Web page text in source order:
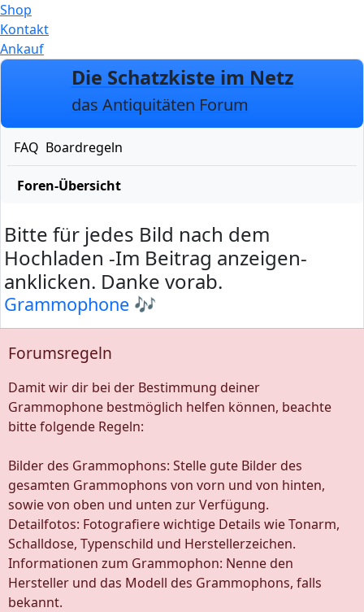
Shop
Kontakt
Ankauf
Zum Inhalt
Die Schatzkiste im Netz
das Antiquitäten Forum
FAQ Boardregeln
Foren-Übersicht
Bitte für jedes Bild nach dem
Hochladen -Im Beitrag anzeigen-
anklicken. Danke vorab.
Grammophone 🎶
Forumsregeln
Damit wir dir bei der Bestimmung deiner
Grammophone bestmöglich helfen können, beachte
bitte folgende Regeln:
Bilder des Grammophons: Stelle gute Bilder des
gesamten Grammophons von vorn und von hinten,
sowie von oben und unten zur Verfügung.
Detailfotos: Fotografiere wichtige Details wie Tonarm,
Schalldose, Typenschild und Herstellerzeichen.
Informationen zum Grammophon: Nenne den
Hersteller und das Modell des Grammophons, falls
bekannt.